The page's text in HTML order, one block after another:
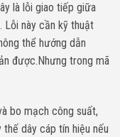
là lỗi giao tiếp giữa
Lỗi này cần kỹ thuật
thể hướng dẫn
được.Nhưng trong mã
bo mạch công suất,
dây cáp tín hiệu nếu